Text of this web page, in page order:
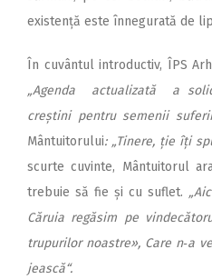
existență este înnegurată de
În cuvântul introductiv, ÎPS
„Agenda actualizată a
creștini pentru semenii
Mântuitorului: „Tinere, ție îți
scurte cuvinte, Mântuitorul
trebuie să fie și cu suflet.
Căruia regăsim pe
trupurilor noastre», Care n‑a
jească“.